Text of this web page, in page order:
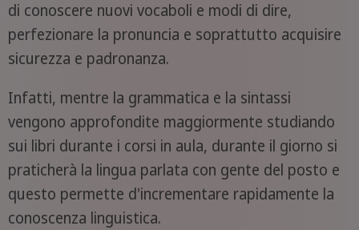
di conoscere nuovi vocaboli e modi di dire,
perfezionare la pronuncia e soprattutto acquisire
sicurezza e padronanza.
Infatti, mentre la grammatica e la sintassi
vengono approfondite maggiormente studiando
sui libri durante i corsi in aula, durante il giorno si
praticherà la lingua parlata con gente del posto e
questo permette d'incrementare rapidamente la
conoscenza linguistica.